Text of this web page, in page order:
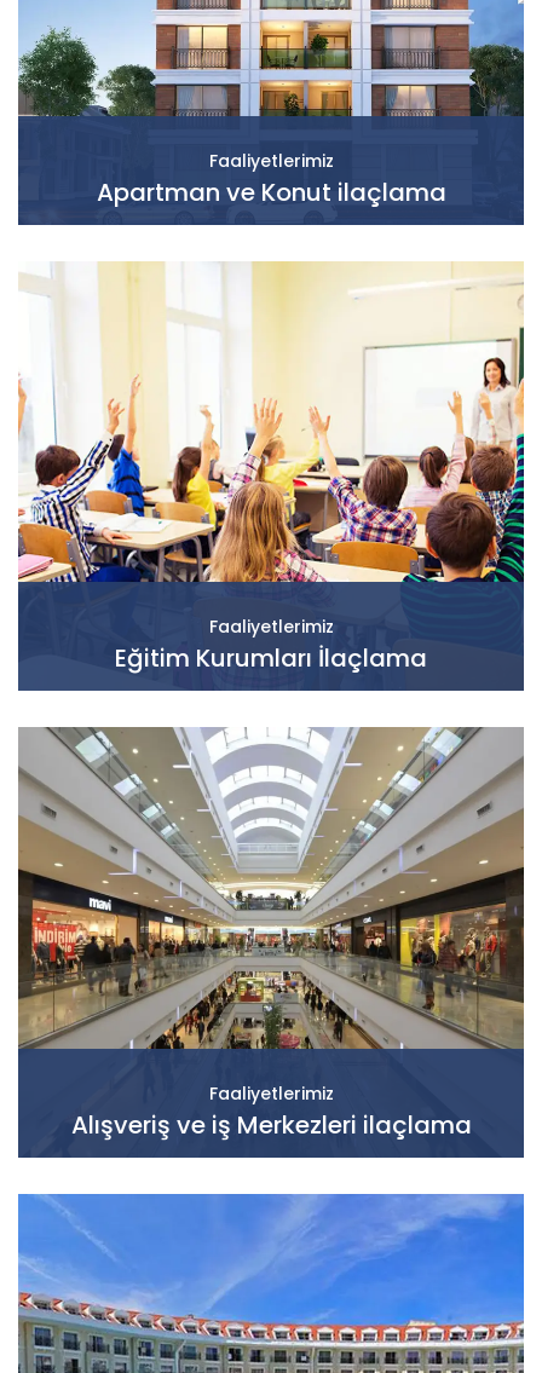
Faaliyetlerimiz
Apartman ve Konut ilaçlama
Faaliyetlerimiz
Eğitim Kurumları İlaçlama
Faaliyetlerimiz
Alışveriş ve iş Merkezleri ilaçlama